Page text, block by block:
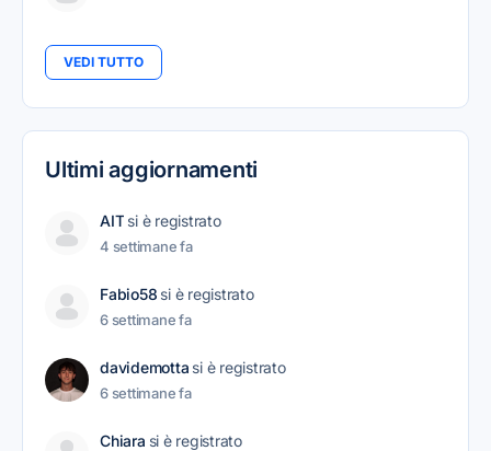
VEDI TUTTO
Ultimi aggiornamenti
AIT si è registrato
4 settimane fa
Fabio58 si è registrato
6 settimane fa
davidemotta si è registrato
6 settimane fa
Chiara si è registrato